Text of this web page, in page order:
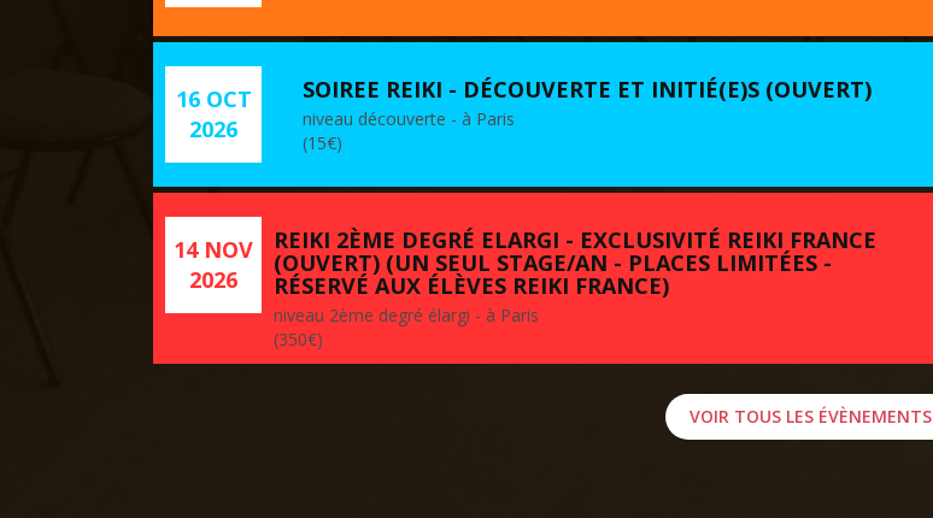
16 OCT
2026
SOIREE REIKI - DÉCOUVERTE ET INITIÉ(E)S (OUVERT)
niveau découverte - à Paris
(15€)
14 NOV
2026
REIKI 2ÈME DEGRÉ ELARGI - EXCLUSIVITÉ REIKI FRANCE
(OUVERT) (UN SEUL STAGE/AN - PLACES LIMITÉES -
RÉSERVÉ AUX ÉLÈVES REIKI FRANCE)
niveau 2ème degré élargi - à Paris
(350€)
VOIR TOUS LES ÉVÈNEMENTS